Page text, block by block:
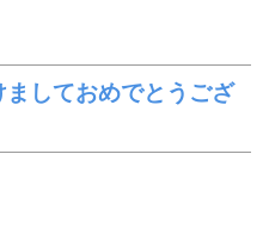
しておめでとうござ